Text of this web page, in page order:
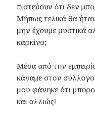
πιστεύουν ότι δεν
Μήπως τελικά θα
μην έχουμε μυστικά
καρκίνο;
Μέσα από την
κάναμε στον
μου φάνηκε ότι
και αλλιώς!